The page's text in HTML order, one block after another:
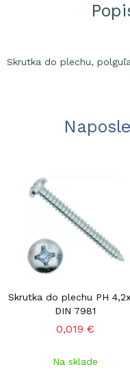
Skrutka do plechu,
Skrutka do plechu PH
DIN 7981
0,019 €
Na sklade